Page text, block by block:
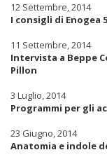
12 Settembre, 2014
I consigli di Enogea
11 Settembre, 2014
Intervista a Beppe
Pillon
3 Luglio, 2014
Programmi per gli
23 Giugno, 2014
Anatomia e indole